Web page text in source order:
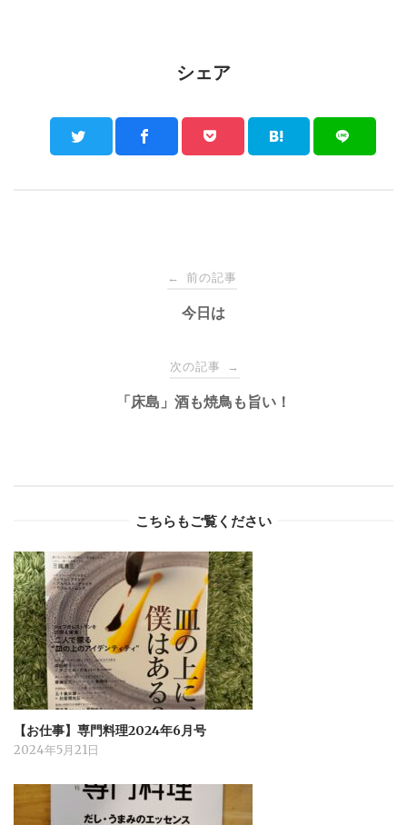
シェア
← 前の記事
今日は
次の記事 →
「床島」酒も焼鳥も旨い！
こちらもご覧ください
【お仕事】専門料理2024年6月号
2024年5月21日